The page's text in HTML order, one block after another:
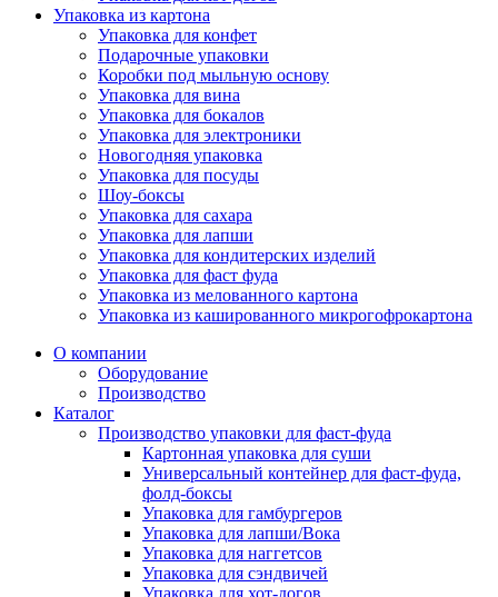
Упаковка из картона
Упаковка для конфет
Подарочные упаковки
Коробки под мыльную основу
Упаковка для вина
Упаковка для бокалов
Упаковка для электроники
Новогодняя упаковка
Упаковка для посуды
Шоу-боксы
Упаковка для сахара
Упаковка для лапши
Упаковка для кондитерских изделий
Упаковка для фаст фуда
Упаковка из мелованного картона
Упаковка из кашированного микрогофрокартона
О компании
Оборудование
Производство
Каталог
Производство упаковки для фаст-фуда
Картонная упаковка для суши
Универсальный контейнер для фаст-фуда,
фолд-боксы
Упаковка для гамбургеров
Упаковка для лапши/Вока
Упаковка для наггетсов
Упаковка для сэндвичей
Упаковка для хот-догов